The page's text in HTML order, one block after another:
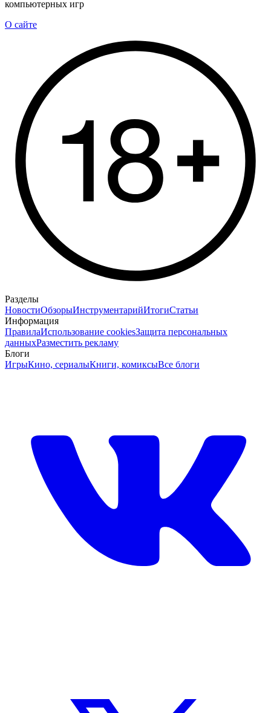
компьютерных игр
О сайте
Разделы
НовостиОбзорыИнструментарийИтогиСтатьи
Информация
ПравилаИспользование cookiesЗащита персональных
данныхРазместить рекламу
Блоги
ИгрыКино, сериалыКниги, комиксыВсе блоги